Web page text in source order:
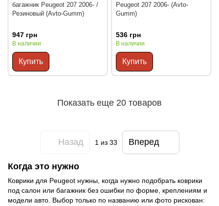
багажник Peugeot 207 2006- /
Резиновый (Avto-Gumm)
947 грн
В наличии
Купить
Peugeot 207 2006- (Avto-
Gumm)
536 грн
В наличии
Купить
Показать еще 20 товаров
Назад 1 из 33 Вперед
Когда это нужно
Коврики для Peugeot нужны, когда нужно подобрать коврики
под салон или багажник без ошибки по форме, креплениям и
модели авто. Выбор только по названию или фото рискован: